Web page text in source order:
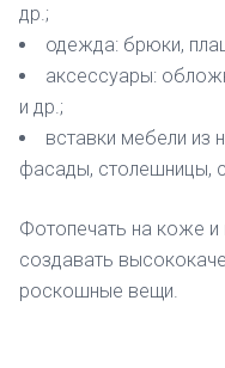
др.;
одежда: брюки,
аксессуары:
и др.;
вставки мебели из
фасады, столешницы,
Фотопечать на коже и
создавать
роскошные вещи.